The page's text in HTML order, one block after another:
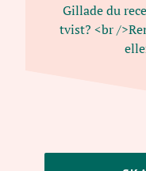
Gillade du
tvist? <br /